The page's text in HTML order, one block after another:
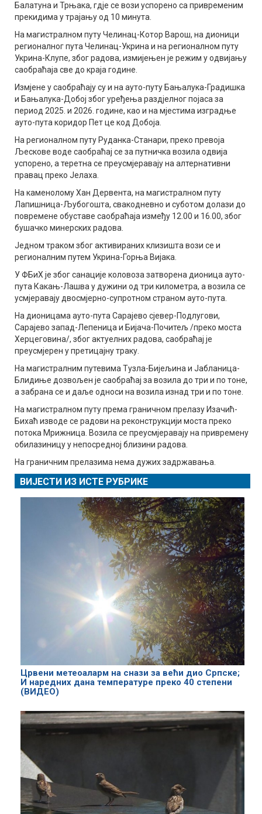
Балатуна и Трњака, гдје се вози успорено са привременим
прекидима у трајању од 10 минута.
На магистралном путу Челинац-Котор Варош, на дионици
регионалног пута Челинац-Укрина и на регионалном путу
Укрина-Клупе, због радова, измијењен је режим у одвијању
саобраћаја све до краја године.
Измјене у саобраћају су и на ауто-путу Бањалука-Градишка
и Бањалука-Добој због уређења раздјелног појаса за
период 2025. и 2026. године, као и на мјестима изградње
ауто-пута коридор Пет це код Добоја.
На регионалном путу Руданка-Станари, преко превоја
Љескове воде саобраћај се за путничка возила одвија
успорено, а теретна се преусмјеравају на алтернативни
правац преко Јелаха.
На каменолому Хан Дервента, на магистралном путу
Лапишница-Љубогошта, свакодневно и суботом долази до
повремене обуставе саобраћаја између 12.00 и 16.00, због
бушачко минерских радова.
Једном траком због активираних клизишта вози се и
регионалним путем Укрина-Горња Вијака.
У ФБиХ је због санације коловоза затворена дионица ауто-
пута Какањ-Лашва у дужини од три километра, а возила се
усмјеравају двосмјерно-супротном страном ауто-пута.
На дионицама ауто-пута Сарајево сјевер-Подлугови,
Сарајево запад-Лепеница и Бијача-Почитељ /преко моста
Херцеговина/, због актуелних радова, саобраћај је
преусмјерен у претицајну траку.
На магистралним путевима Тузла-Бијељина и Јабланица-
Блидиње дозвољен је саобраћај за возила до три и по тоне,
а забрана се и даље односи на возила изнад три и по тоне.
На магистралном путу према граничном прелазу Изачић-
Бихаћ изводе се радови на реконструкцији моста преко
потока Мрижница. Возила се преусмјеравају на привремену
обилазиницу у непосредној близини радова.
На граничним прелазима нема дужих задржавања.
ВИЈЕСТИ ИЗ ИСТЕ РУБРИКЕ
Црвени метеоаларм на снази за већи дио Српске;
И наредних дана температуре преко 40 степени
(ВИДЕО)